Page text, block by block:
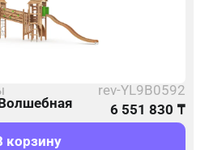
rev-YL9B0592
6 551 830 ₸
корзину